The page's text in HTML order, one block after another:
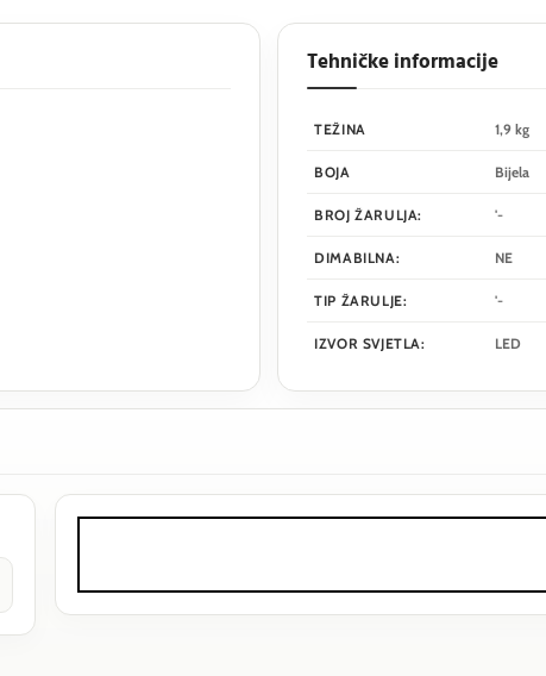
Tehničke informacije
TEŽINA 1,9 kg
BOJA Bijela
BROJ ŽARULJA: '-
DIMABILNA: NE
TIP ŽARULJE: '-
IZVOR SVJETLA: LED